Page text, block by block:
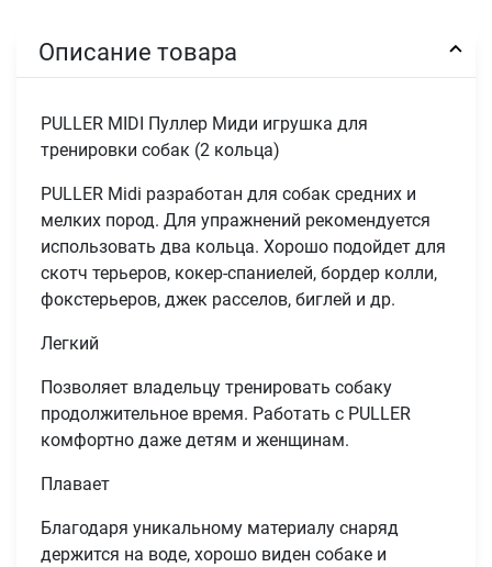
Описание товара
PULLER MIDI Пуллер Миди игрушка для
тренировки собак (2 кольца)
PULLER Midi разработан для собак средних и
мелких пород. Для упражнений рекомендуется
использовать два кольца. Хорошо подойдет для
скотч терьеров, кокер-спаниелей, бордер колли,
фокстерьеров, джек расселов, биглей и др.
Легкий
Позволяет владельцу тренировать собаку
продолжительное время. Pаботать с PULLER
комфортно даже детям и женщинам.
Плавает
Благодаря уникальному материалу снаряд
держится на воде, хорошо виден собаке и